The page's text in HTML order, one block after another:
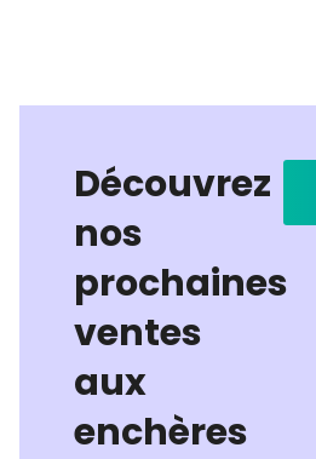
Découvrez
nos
prochaines
ventes
aux
enchères